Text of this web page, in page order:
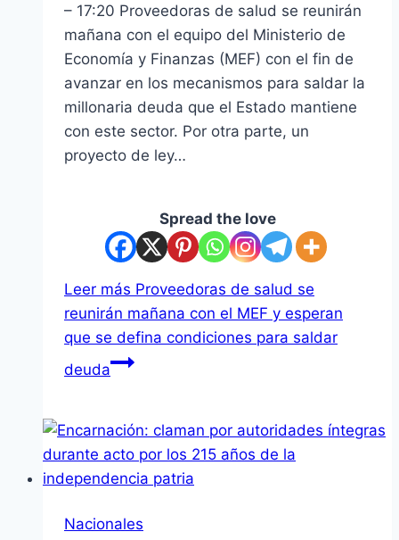
– 17:20 Proveedoras de salud se reunirán
mañana con el equipo del Ministerio de
Economía y Finanzas (MEF) con el fin de
avanzar en los mecanismos para saldar la
millonaria deuda que el Estado mantiene
con este sector. Por otra parte, un
proyecto de ley…
Spread the love
Leer más Proveedoras de salud se
reunirán mañana con el MEF y esperan
que se defina condiciones para saldar
deuda
Nacionales